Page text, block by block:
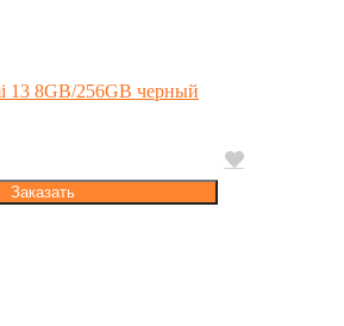
13 8GB/256GB черный
Заказать